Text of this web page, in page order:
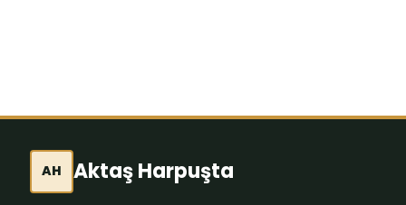
AH Aktaş Harpuşta